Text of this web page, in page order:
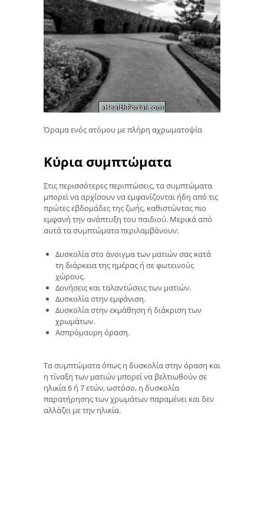
Όραμα ενός ατόμου με πλήρη αχρωματοψία
Κύρια συμπτώματα
Στις περισσότερες περιπτώσεις, τα συμπτώματα
μπορεί να αρχίσουν να εμφανίζονται ήδη από τις
πρώτες εβδομάδες της ζωής, καθιστώντας πιο
εμφανή την ανάπτυξη του παιδιού. Μερικά από
αυτά τα συμπτώματα περιλαμβάνουν:
Δυσκολία στο άνοιγμα των ματιών σας κατά
τη διάρκεια της ημέρας ή σε φωτεινούς
χώρους.
Δονήσεις και ταλαντώσεις των ματιών.
Δυσκολία στην εμφάνιση.
Δυσκολία στην εκμάθηση ή διάκριση των
χρωμάτων.
Ασπρόμαυρη όραση.
Τα συμπτώματα όπως η δυσκολία στην όραση και
η τίναξη των ματιών μπορεί να βελτιωθούν σε
ηλικία 6 ή 7 ετών, ωστόσο, η δυσκολία
παρατήρησης των χρωμάτων παραμένει και δεν
αλλάζει με την ηλικία.